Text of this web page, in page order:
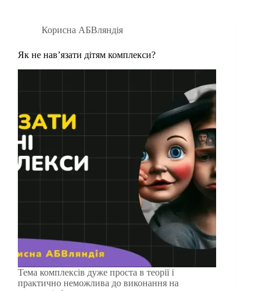
Корисна АБВляндія
Як не навʼязати дітям комплекси?
Тема комплексів дуже проста в теорії і
практично неможлива до виконання на